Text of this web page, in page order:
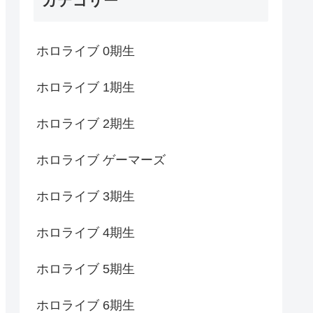
ホロライブ 0期生
ホロライブ 1期生
ホロライブ 2期生
ホロライブ ゲーマーズ
ホロライブ 3期生
ホロライブ 4期生
ホロライブ 5期生
ホロライブ 6期生